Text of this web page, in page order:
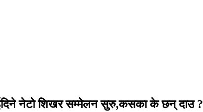
नेटो शिखर सम्मेलन सुरु,कसका के छन् दाउ ?